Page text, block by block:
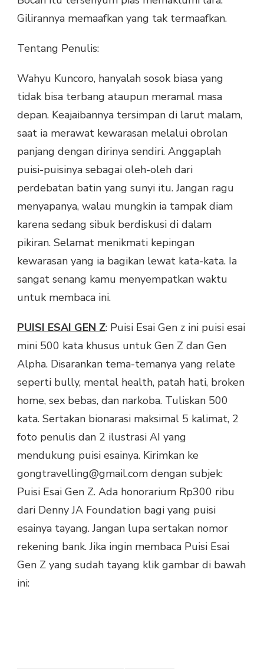
Gilirannya memaafkan yang tak termaafkan.
Tentang Penulis:
Wahyu Kuncoro, hanyalah sosok biasa yang
tidak bisa terbang ataupun meramal masa
depan. Keajaibannya tersimpan di larut malam,
saat ia merawat kewarasan melalui obrolan
panjang dengan dirinya sendiri. Anggaplah
puisi-puisinya sebagai oleh-oleh dari
perdebatan batin yang sunyi itu. Jangan ragu
menyapanya, walau mungkin ia tampak diam
karena sedang sibuk berdiskusi di dalam
pikiran. Selamat menikmati kepingan
kewarasan yang ia bagikan lewat kata-kata. Ia
sangat senang kamu menyempatkan waktu
untuk membaca ini.
PUISI ESAI GEN Z: Puisi Esai Gen z ini puisi esai
mini 500 kata khusus untuk Gen Z dan Gen
Alpha. Disarankan tema-temanya yang relate
seperti bully, mental health, patah hati, broken
home, sex bebas, dan narkoba. Tuliskan 500
kata. Sertakan bionarasi maksimal 5 kalimat, 2
foto penulis dan 2 ilustrasi AI yang
mendukung puisi esainya. Kirimkan ke
gongtravelling@gmail.com dengan subjek:
Puisi Esai Gen Z. Ada honorarium Rp300 ribu
dari Denny JA Foundation bagi yang puisi
esainya tayang. Jangan lupa sertakan nomor
rekening bank. Jika ingin membaca Puisi Esai
Gen Z yang sudah tayang klik gambar di bawah
ini: